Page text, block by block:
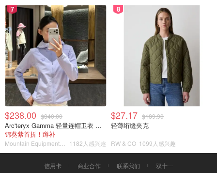
7
$238.00 $340.00
Arc'teryx Gamma 轻量连帽卫衣 女款
锦葵紫首折！蹲补
1182人感兴趣
8
$27.17 $189.90
轻薄绗缝夹克
RW & CO 1099人感兴趣
信用卡 商业合作 联系我们
双十一